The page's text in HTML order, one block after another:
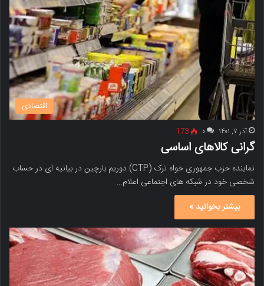
اقتصادی
آذر ۷, ۱۴۰۱ ۰ 173
گرانی کالاهای اساسی
نماینده حزب جمهوری خواه ترک (CTP) دوریم بارچین در بیانیه ای در حساب
شخصی خود در شبکه های اجتماعی اعلام…
بیشتر بخوانید »